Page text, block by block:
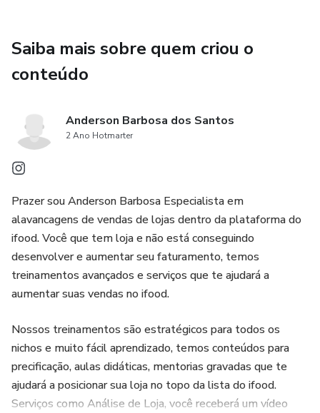
Saiba mais sobre quem criou o
conteúdo
Anderson Barbosa dos Santos
2 Ano Hotmarter
Prazer sou Anderson Barbosa Especialista em
alavancagens de vendas de lojas dentro da plataforma do
ifood. Você que tem loja e não está conseguindo
desenvolver e aumentar seu faturamento, temos
treinamentos avançados e serviços que te ajudará a
aumentar suas vendas no ifood.
Nossos treinamentos são estratégicos para todos os
nichos e muito fácil aprendizado, temos conteúdos para
precificação, aulas didáticas, mentorias gravadas que te
ajudará a posicionar sua loja no topo da lista do ifood.
Serviços como Análise de Loja, você receberá um vídeo